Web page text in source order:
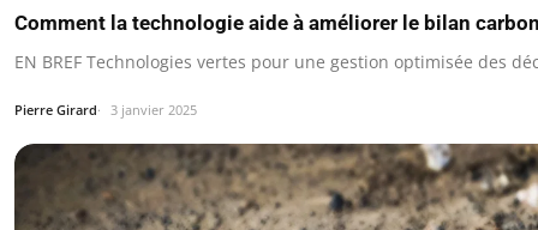
Comment la technologie aide à améliorer le bilan
EN BREF Technologies vertes pour une gestion optimisée des
Pierre Girard 3 janvier 2025